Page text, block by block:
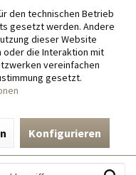
den technischen Betrieb
gesetzt werden. Andere
dieser Website
oder die Interaktion mit
vereinfachen
gesetzt.
Konfigurieren